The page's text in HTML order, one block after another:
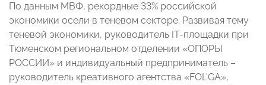
По данным МВФ, рекордные 33% российской
экономики осели в теневом секторе. Развивая тему
теневой экономики, руководитель IT-площадки при
Тюменском региональном отделении «ОПОРЫ
РОССИИ» и индивидуальный предприниматель –
руководитель креативного агентства «FOL'GA»,